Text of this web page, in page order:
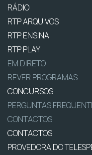
RÁDIO
RTP ARQUIVOS
RTP ENSINA
RTP PLAY
EM DIRETO
REVER PROGRAMAS
CONCURSOS
PERGUNTAS
CONTACTOS
CONTACTOS
PROVEDORA DO